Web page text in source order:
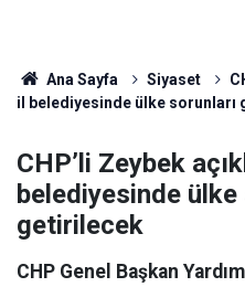
Ana Sayfa Siyaset
il belediyesinde ülke
CHP’li Zeybek
belediyesinde
getirilecek
CHP Genel Başkan